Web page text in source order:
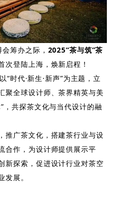
筹办之际， 2025“茶与筑”茶
次登陆上海，焕新启程！
“时代·新生·新声”为主题，立
全球设计师、茶界精英与美
，共探茶文化与当代设计的融
推广茶文化，搭建茶行业与设
合作，为设计师提供展示平
新探索，促进设计行业对茶空
展。